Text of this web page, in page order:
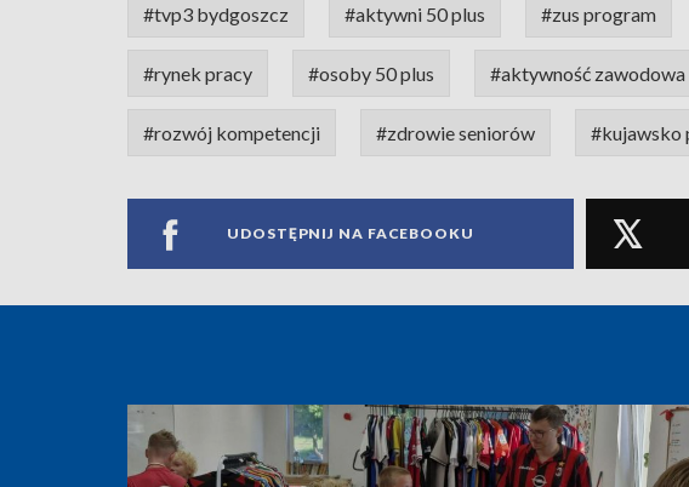
#tvp3 bydgoszcz #aktywni 50 plus #zus program
#rynek pracy #osoby 50 plus #aktywność zawodowa
#rozwój kompetencji #zdrowie seniorów #kujawsko
UDOSTĘPNIJ NA FACEBOOKU